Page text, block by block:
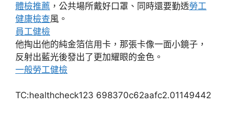
體檢推薦 ，公共場所戴好口罩、同時還要勤透勞工
健康檢查風。
員工健檢
他掏出他的純金箔信用卡，那張卡像一面小鏡子，
反射出藍光後發出了更加耀眼的金色。
一般勞工健檢
TC:healthcheck123 698370c62aafc2.01149442